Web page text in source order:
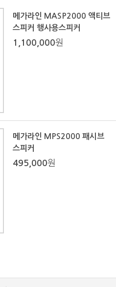
메가라인 MASP2000 액티브
스피커 행사용스피커
1,100,000원
메가라인 MPS2000 패시브
스피커
495,000원